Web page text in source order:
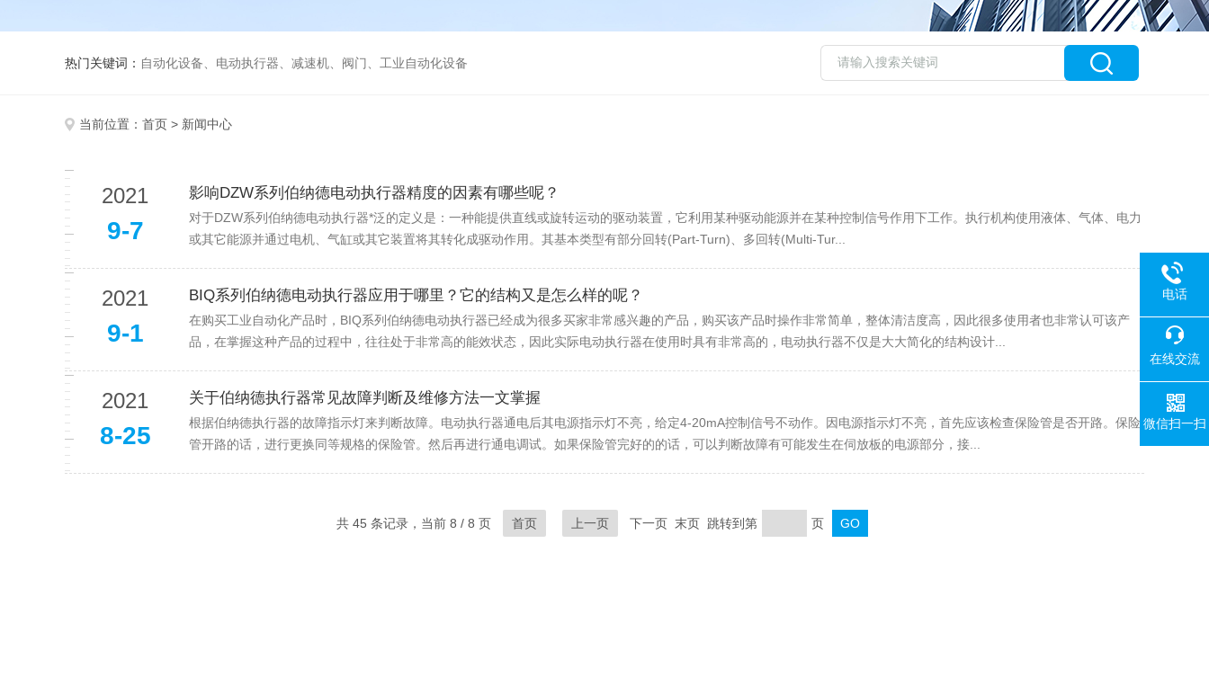
热门关键词： 自动化设备、电动执行器、减速机、阀门、工业自动化设备
当前位置： 首页 > 新闻中心
2021
9-7
影响DZW系列伯纳德电动执行器精度的因素有哪些呢？
对于DZW系列伯纳德电动执行器*泛的定义是：一种能提供直线或旋转运动的驱动装置，它利用某种驱动能源并在某种控制信号作用下工作。执行机构使用液体、气体、电力
或其它能源并通过电机、气缸或其它装置将其转化成驱动作用。其基本类型有部分回转(Part-Turn)、多回转(Multi-Tur...
2021
9-1
BIQ系列伯纳德电动执行器应用于哪里？它的结构又是怎么样的呢？
在购买工业自动化产品时，BIQ系列伯纳德电动执行器已经成为很多买家非常感兴趣的产品，购买该产品时操作非常简单，整体清洁度高，因此很多使用者也非常认可该产
品，在掌握这种产品的过程中，往往处于非常高的能效状态，因此实际电动执行器在使用时具有非常高的，电动执行器不仅是大大简化的结构设计...
2021
8-25
关于伯纳德执行器常见故障判断及维修方法一文掌握
根据伯纳德执行器的故障指示灯来判断故障。电动执行器通电后其电源指示灯不亮，给定4-20mA控制信号不动作。因电源指示灯不亮，首先应该检查保险管是否开路。保险
管开路的话，进行更换同等规格的保险管。然后再进行通电调试。如果保险管完好的的话，可以判断故障有可能发生在伺放板的电源部分，接...
共 45 条记录，当前 8 / 8 页 首页 上一页 下一页 末页 跳转到第 页
电话
在线交流
微信扫一扫